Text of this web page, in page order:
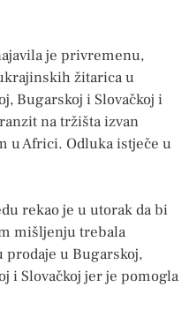
je privremenu,
žitarica u
Bugarskoj i Slovačkoj i
na tržišta izvan
u Africi. Odluka istječe u
rekao je u utorak da bi
mišljenju trebala
u Bugarskoj,
i Slovačkoj jer je pomogla